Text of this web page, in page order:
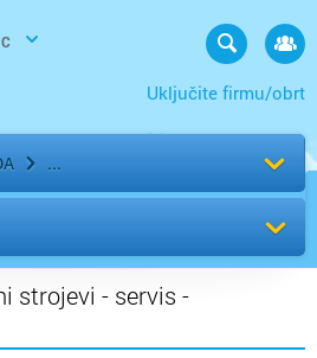
Uključite firmu/obrt
strojevi - servis -